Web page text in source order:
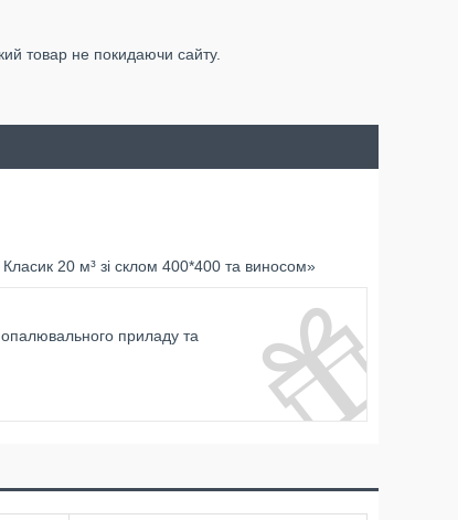
товар не покидаючи сайту.
20 м³ зі склом 400*400 та виносом»
приладу та